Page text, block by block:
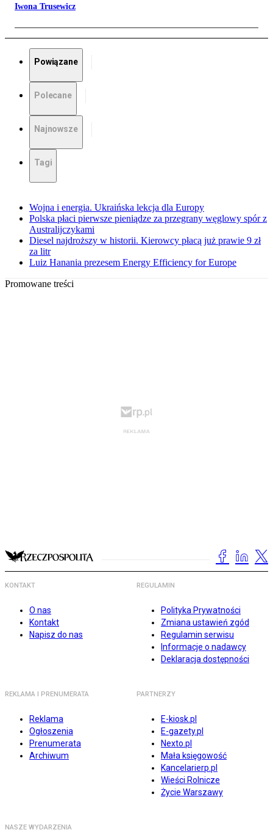
Iwona Trusewicz
Powiązane
Polecane
Najnowsze
Tagi
Wojna i energia. Ukraińska lekcja dla Europy
Polska płaci pierwsze pieniądze za przegrany węglowy spór z
Australijczykami
Diesel najdroższy w historii. Kierowcy płacą już prawie 9 zł
za litr
Luiz Hanania prezesem Energy Efficiency for Europe
Promowane treści
KONTAKT
O nas
Kontakt
Napisz do nas
REGULAMIN
Polityka Prywatności
Zmiana ustawień zgód
Regulamin serwisu
Informacje o nadawcy
Deklaracja dostępności
REKLAMA I PRENUMERATA
Reklama
Ogłoszenia
Prenumerata
Archiwum
PARTNERZY
E-kiosk.pl
E-gazety.pl
Nexto.pl
Mała księgowość
Kancelarierp.pl
Wieści Rolnicze
Życie Warszawy
NASZE WYDARZENIA